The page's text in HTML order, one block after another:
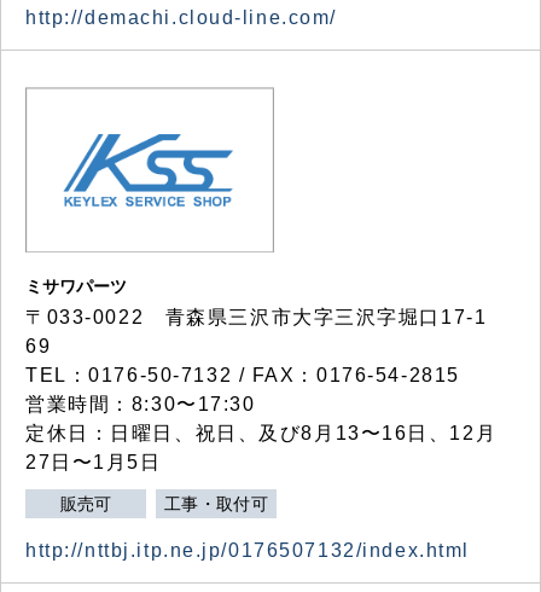
http://demachi.cloud-line.com/
ミサワパーツ
〒033-0022 青森県三沢市大字三沢字堀口17-1
69
TEL：0176-50-7132 / FAX：0176-54-2815
営業時間：8:30〜17:30
定休日：日曜日、祝日、及び8月13〜16日、12月
27日〜1月5日
販売可 工事・取付可
http://nttbj.itp.ne.jp/0176507132/index.html